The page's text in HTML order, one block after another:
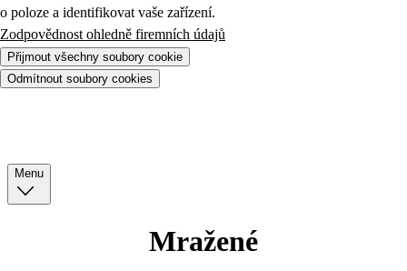
o poloze a identifikovat vaše zařízení.
Zodpovědnost ohledně firemních údajů
Přijmout všechny soubory cookie
Odmítnout soubory cookies
Menu
Mražené